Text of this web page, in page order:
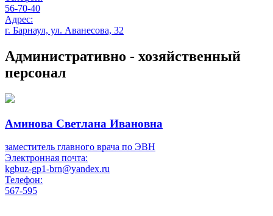
56-70-40
Адрес:
г. Барнаул, ул. Аванесова, 32
Административно - хозяйственный
персонал
Аминова Светлана Ивановна
заместитель главного врача по ЭВН
Электронная почта:
kgbuz-gp1-brn@yandex.ru
Телефон:
567-595